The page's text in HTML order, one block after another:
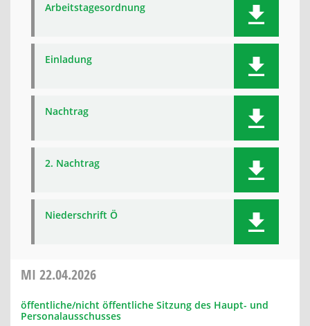
Arbeitstagesordnung
Einladung
Nachtrag
2. Nachtrag
Niederschrift Ö
MI 22.04.2026
öffentliche/nicht öffentliche Sitzung des Haupt- und
Personalausschusses